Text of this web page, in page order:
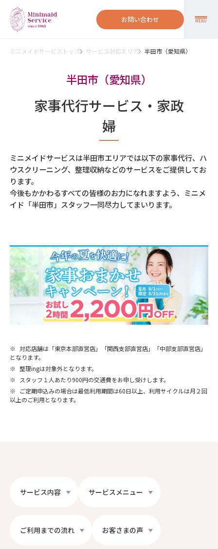
お問い合わせ MENU
ミニメイドサービストップ サービス対応エリア 半田市（愛知県）
半田市（愛知県）
家事代行サービス・家政
婦
ミニメイドサービスは半田市エリアでは以下の家事代行、ハ
ウスクリーニング、整理収納などのサービスをご提供してお
ります。
今後もかかわるすべての皆様のお力になれますよう、ミニメ
イド「半田市」スタッフ一同尽力してまいります。
※ 対応店舗は「東京本部直営店」「関西支部直営店」「中部支部直営店」
となります。
※ 整理ingは対象外となります。
※
スタッフ１人あたり900円の交通費をお申し受けします。
※
ご定期申込みの場合は最低利用期間は60日以上、利用サイクルは月２回
以上のご利用となります。
サービス内容 サービスメニュー
ご利用までの流れ お客さまの声